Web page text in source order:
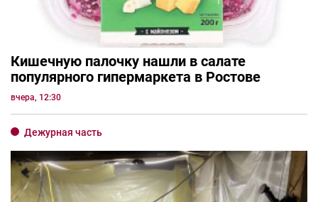
Кишечную палочку нашли в салате
популярного гипермаркета в Ростове
вчера, 12:30
Дежурная часть